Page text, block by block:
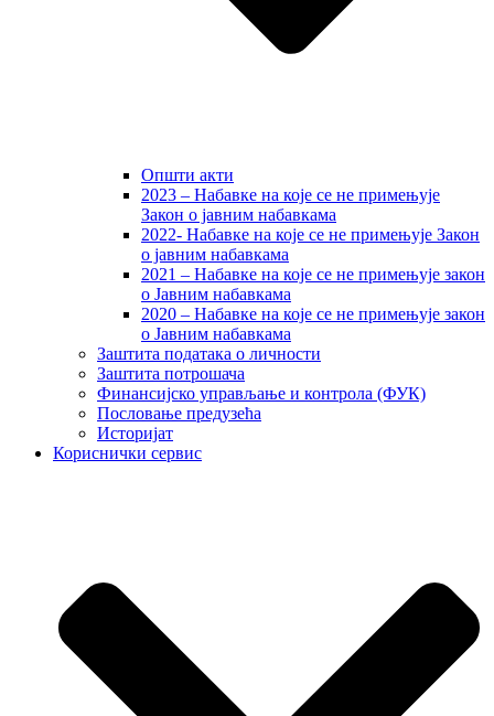
Општи акти
2023 – Набавке на које се не примењује
Закон о јавним набавкама
2022- Набавке на које се не примењује Закон
о јавним набавкама
2021 – Набавке на које се не примењује закон
о Јавним набавкама
2020 – Набавке на које се не примењује закон
о Јавним набавкама
Заштита података о личности
Заштита потрошача
Финансијско управљање и контрола (ФУК)
Пословање предузећа
Историјат
Кориснички сервис